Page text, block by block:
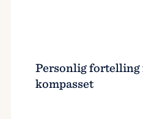
Personlig fortelling
kompasset